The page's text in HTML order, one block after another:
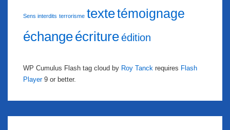
Sens interdits terrorisme textetémoignage
échangeécritureédition
WP Cumulus Flash tag cloud by Roy Tanck requires Flash
Player9 or better.